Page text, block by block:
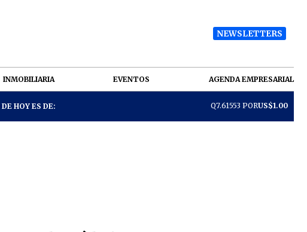
NEWSLETTERS
INMOBILIARIA EVENTOS AGENDA EMPRESARIAL
HOY ES DE: Q7.61553 PORUS$1.00